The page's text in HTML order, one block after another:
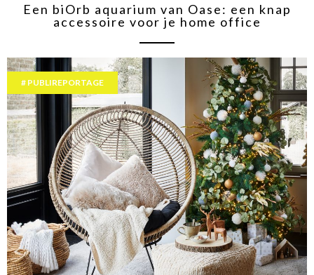
Een biOrb aquarium van Oase: een knap
accessoire voor je home office
PUBLIREPORTAGE